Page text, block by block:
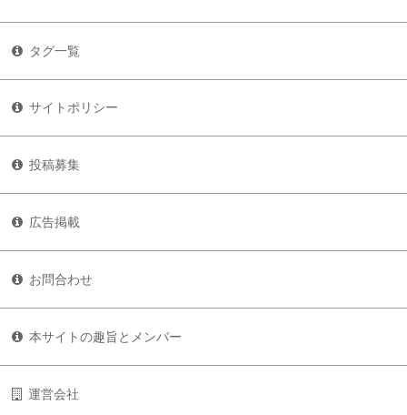
タグ一覧
サイトポリシー
投稿募集
広告掲載
お問合わせ
本サイトの趣旨とメンバー
運営会社